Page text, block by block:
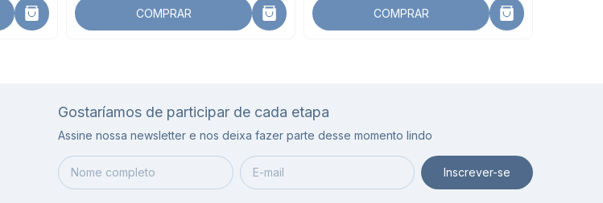
COMPRAR COMPRAR
Gostaríamos de participar de cada etapa
Assine nossa newsletter e nos deixa fazer parte desse momento lindo